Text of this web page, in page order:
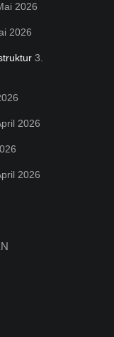
2026
2026
3.
2026
2026